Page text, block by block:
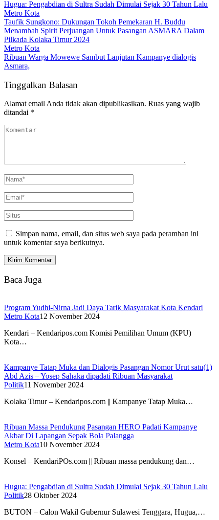
Hugua: Pengabdian di Sultra Sudah Dimulai Sejak 30 Tahun Lalu
Metro Kota
Taufik Sungkono: Dukungan Tokoh Pemekaran H. Buddu
Menambah Spirit Perjuangan Untuk Pasangan ASMARA Dalam
Pilkada Kolaka Timur 2024
Metro Kota
Ribuan Warga Mowewe Sambut Lanjutan Kampanye dialogis
Asmara,
Tinggalkan Balasan
Alamat email Anda tidak akan dipublikasikan. Ruas yang wajib
ditandai *
Simpan nama, email, dan situs web saya pada peramban ini
untuk komentar saya berikutnya.
Baca Juga
Program Yudhi-Nirna Jadi Daya Tarik Masyarakat Kota Kendari
Metro Kota12 November 2024
Kendari – Kendaripos.com Komisi Pemilihan Umum (KPU)
Kota…
Kampanye Tatap Muka dan Dialogis Pasangan Nomor Urut satu(1)
Abd Azis – Yosep Sahaka dipadati Ribuan Masyarakat
Politik11 November 2024
Kolaka Timur – Kendaripos.com || Kampanye Tatap Muka…
Ribuan Massa Pendukung Pasangan HERO Padati Kampanye
Akbar Di Lapangan Sepak Bola Palangga
Metro Kota10 November 2024
Konsel – KendariPOs.com || Ribuan massa pendukung dan…
Hugua: Pengabdian di Sultra Sudah Dimulai Sejak 30 Tahun Lalu
Politik28 Oktober 2024
BUTON – Calon Wakil Gubernur Sulawesi Tenggara, Hugua,…